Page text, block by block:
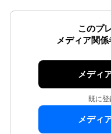
このプ
メディア関
メディ
既に登
メディ